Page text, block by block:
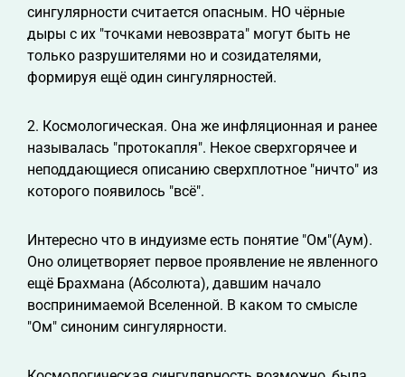
сингулярности считается опасным. НО чёрные
дыры с их "точками невозврата" могут быть не
только разрушителями но и созидателями,
формируя ещё один сингулярностей.
2. Космологическая. Она же инфляционная и ранее
называлась "протокапля". Некое сверхгорячее и
неподдающиеся описанию сверхплотное "ничто" из
которого появилось "всё".
Интересно что в индуизме есть понятие "Ом"(Аум).
Оно олицетворяет первое проявление не явленного
ещё Брахмана (Абсолюта), давшим начало
воспринимаемой Вселенной. В каком то смысле
"Ом" синоним сингулярности.